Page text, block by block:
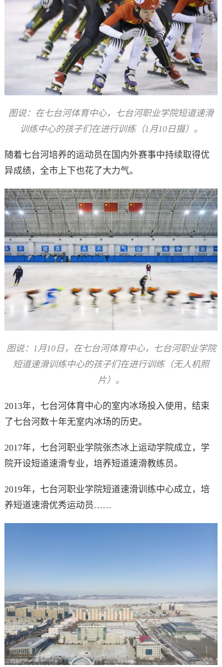
图说：在七台河体育中心，七台河职业学院短道速滑
训练中心的孩子们在进行训练（1月10日摄）。
随着七台河培养的运动员在国内外赛事中持续取得优
异成绩，全市上下也花了大力气。
图说：1月10日，在七台河体育中心，七台河职业学院
短道速滑训练中心的孩子们在进行训练（无人机照
片）。
2013年，七台河体育中心的室内冰场投入使用，结束
了七台河数十年无室内冰场的历史。
2017年，七台河职业学院张杰冰上运动学院成立，学
院开设短道速滑专业，培养短道速滑教练员。
2019年，七台河职业学院短道速滑训练中心成立，培
养短道速滑优秀运动员……